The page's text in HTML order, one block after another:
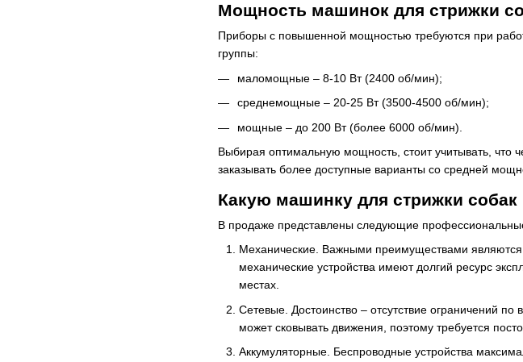
Мощность машинок для стрижки
Приборы с повышенной мощностью требуются при
группы:
маломощные – 8-10 Вт (2400 об/мин);
среднемощные – 20-25 Вт (3500-4500 об/мин);
мощные – до 200 Вт (более 6000 об/мин).
Выбирая оптимальную мощность, стоит учитывать,
заказывать более доступные варианты со средней
Какую машинку для стрижки
В продаже представлены следующие
Механические. Важными преимуществами являются
механические устройства имеют долгий ресурс
местах.
Сетевые. Достоинство – отсутствие ограничений
может сковывать движения, поэтому требуется
Аккумуляторные. Беспроводные устройства